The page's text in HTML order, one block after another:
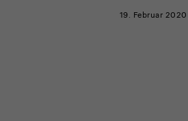
19. Februar 2020